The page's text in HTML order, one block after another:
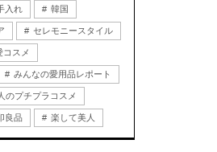
入れ 韓国
セレモニースタイル
コスメ
みんなの愛用品レポート
のプチプラコスメ
良品 楽して美人